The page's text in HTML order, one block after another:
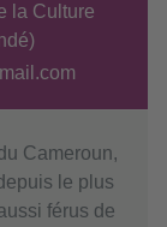
la Culture
Cameroun,
le plus
férus de